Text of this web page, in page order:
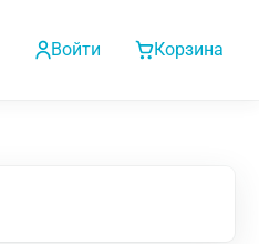
Войти Корзина